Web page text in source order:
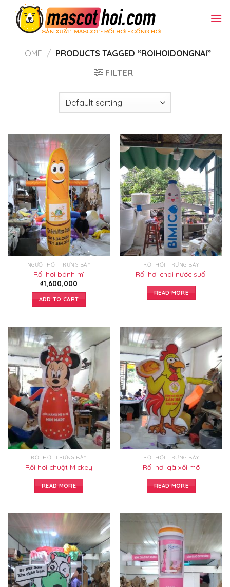
content
HOME / PRODUCTS TAGGED “ROIHOIDONGNAI”
FILTER
NGƯỜI HƠI TRƯNG BÀY
Rối hơi bánh mì
₫1,600,000
ADD TO CART
RỐI HƠI TRƯNG BÀY
Rối hơi chai nước suối
READ MORE
RỐI HƠI TRƯNG BÀY
Rối hơi chuột Mickey
READ MORE
RỐI HƠI TRƯNG BÀY
Rối hơi gà xối mỡ
READ MORE